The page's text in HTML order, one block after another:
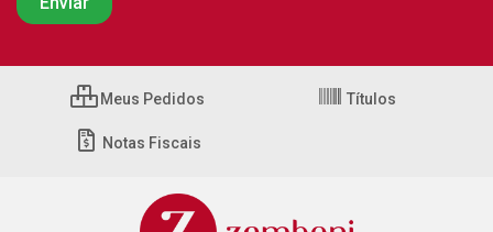
Meus Pedidos Títulos
Notas Fiscais